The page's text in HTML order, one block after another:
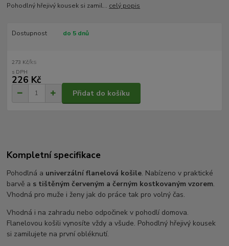
Pohodlný hřejivý kousek si zamil... celý popis
Dostupnost do 5 dnů
273 Kč/ks
226 Kč
Přidat do košíku
Kompletní specifikace
Pohodlná a univerzální flanelová košile. Nabízeno v praktické
barvě a s tištěným červeným a černým kostkovaným vzorem.
Vhodná pro muže i ženy jak do práce tak pro volný čas.
Vhodná i na zahradu nebo odpočinek v pohodlí domova.
Flanelovou košili vynosíte vždy a všude. Pohodlný hřejivý kousek
si zamilujete na první obléknutí.